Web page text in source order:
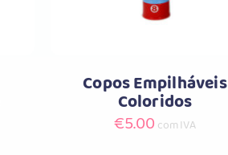
Copos Empilháveis
Coloridos
€5.00 com IVA